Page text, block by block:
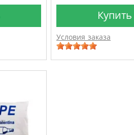
Купить
Условия заказа